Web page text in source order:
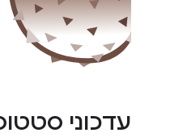
עדכוני